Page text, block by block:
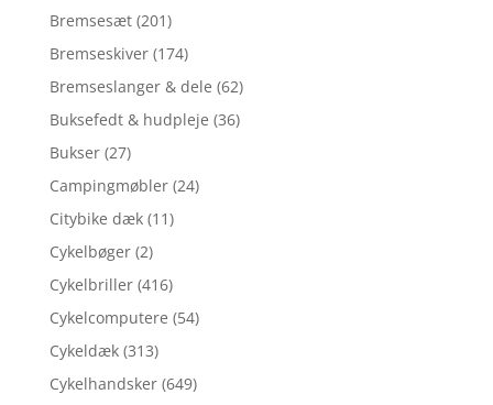
Bremsesæt (201)
Bremseskiver (174)
Bremseslanger & dele (62)
Buksefedt & hudpleje (36)
Bukser (27)
Campingmøbler (24)
Citybike dæk (11)
Cykelbøger (2)
Cykelbriller (416)
Cykelcomputere (54)
Cykeldæk (313)
Cykelhandsker (649)